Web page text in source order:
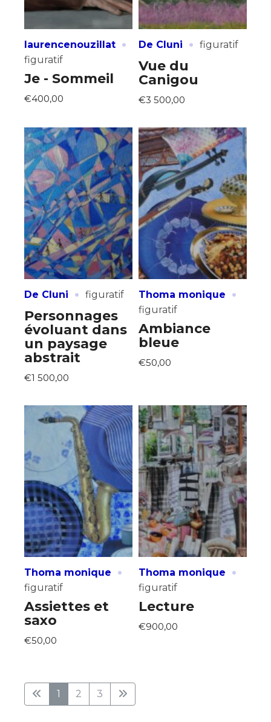
laurencenouzillat ·
figuratif
Je - Sommeil
€400,00
De Cluni · figuratif
Vue du
Canigou
€3 500,00
De Cluni · figuratif
Personnages
évoluant dans
un paysage
abstrait
€1 500,00
Thoma monique ·
figuratif
Ambiance
bleue
€50,00
Thoma monique ·
figuratif
Assiettes et
saxo
€50,00
Thoma monique ·
figuratif
Lecture
€900,00
1 2 3